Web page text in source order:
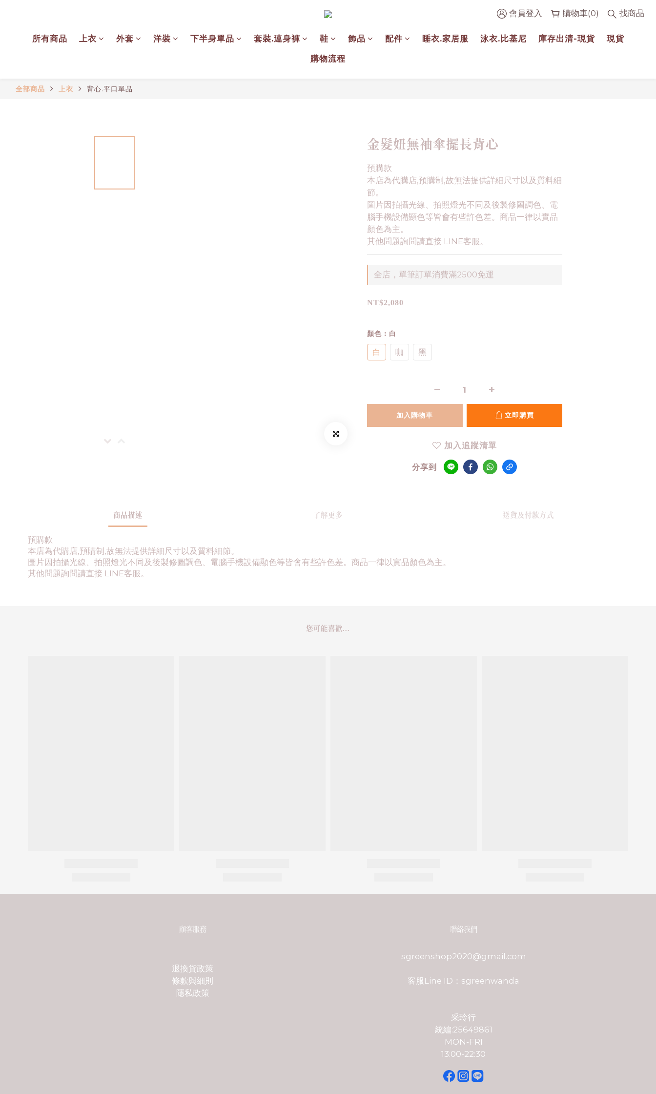
會員登入 購物車(0) 找商品
所有商品 上衣 外套 洋裝 下半身單品 套裝.連身褲 鞋 飾品 配件 睡衣.家居服 泳衣.比基尼 庫存出清-現貨 現貨
購物流程
全部商品 上衣 背心.平口單品
金髮妞無袖傘擺長背心
預購款
本店為代購店,預購制,故無法提供詳細尺寸以及質料細
節。
圖片因拍攝光線、拍照燈光不同及後製修圖調色、電
腦手機設備顯色等皆會有些許色差。商品一律以實品
顏色為主。
其他問題詢問請直接 LINE客服。
全店，單筆訂單消費滿2500免運
NT$2,080
顏色 : 白
白 咖 黑
加入購物車 立即購買
加入追蹤清單
分享到
商品描述 了解更多 送貨及付款方式
預購款
本店為代購店,預購制,故無法提供詳細尺寸以及質料細節。
圖片因拍攝光線、拍照燈光不同及後製修圖調色、電腦手機設備顯色等皆會有些許色差。商品一律以實品顏色為主。
其他問題詢問請直接 LINE客服。
您可能喜歡...
顧客服務
退換貨政策
條款與細則
隱私政策
聯絡我們
sgreenshop2020@gmail.com
客服Line ID：sgreenwanda
采玲行
統編:25649861
MON-FRI
13:00-22:30